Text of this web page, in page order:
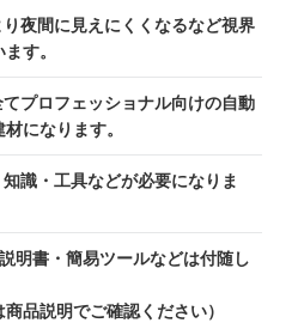
夜間に見えにくくなるなど視界
す。
プロフェッショナル向けの自動
になります。
識・工具などが必要になりま
明書・簡易ツールなどは付随し
品説明でご確認ください）